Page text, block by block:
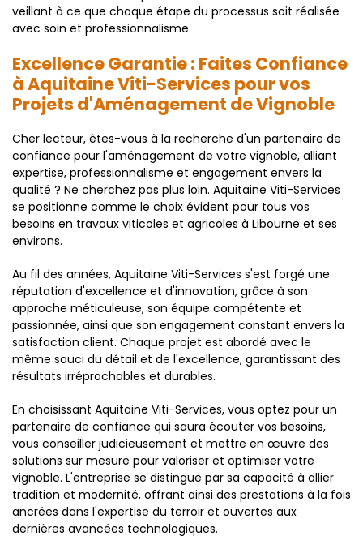
veillant à ce que chaque étape du processus soit réalisée
avec soin et professionnalisme.
Excellence Garantie : Faites Confiance
à Aquitaine Viti-Services pour vos
Projets d'Aménagement de Vignoble
Cher lecteur, êtes-vous à la recherche d'un partenaire de
confiance pour l'aménagement de votre vignoble, alliant
expertise, professionnalisme et engagement envers la
qualité ? Ne cherchez pas plus loin. Aquitaine Viti-Services
se positionne comme le choix évident pour tous vos
besoins en travaux viticoles et agricoles à Libourne et ses
environs.
Au fil des années, Aquitaine Viti-Services s'est forgé une
réputation d'excellence et d'innovation, grâce à son
approche méticuleuse, son équipe compétente et
passionnée, ainsi que son engagement constant envers la
satisfaction client. Chaque projet est abordé avec le
même souci du détail et de l'excellence, garantissant des
résultats irréprochables et durables.
En choisissant Aquitaine Viti-Services, vous optez pour un
partenaire de confiance qui saura écouter vos besoins,
vous conseiller judicieusement et mettre en œuvre des
solutions sur mesure pour valoriser et optimiser votre
vignoble. L'entreprise se distingue par sa capacité à allier
tradition et modernité, offrant ainsi des prestations à la fois
ancrées dans l'expertise du terroir et ouvertes aux
dernières avancées technologiques.